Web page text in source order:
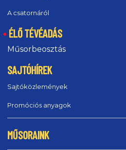
A csatornáról
ÉLŐ TÉVÉADÁS
Műsorbeosztás
SAJTÓHÍREK
Sajtóközlemények
Promóciós anyagok
MŰSORAINK